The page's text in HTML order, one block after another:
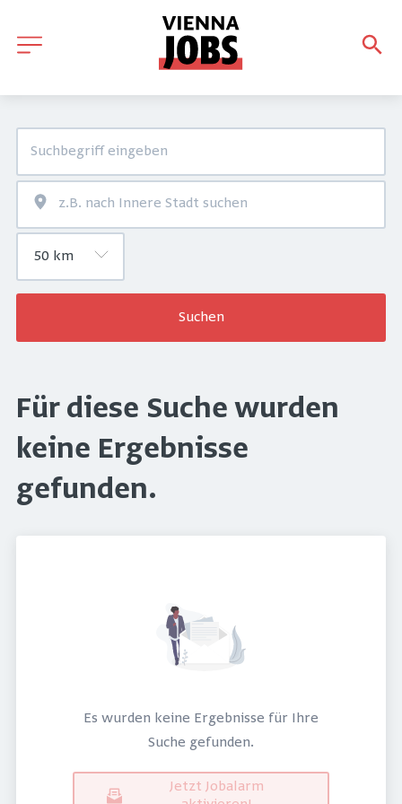
Suchen
Für diese Suche wurden
keine Ergebnisse
gefunden.
Es wurden keine Ergebnisse für Ihre
Suche gefunden.
Jetzt Jobalarm